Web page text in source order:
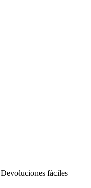
Devoluciones fáciles